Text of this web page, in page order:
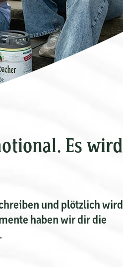
Es wird
und plötzlich wird
haben wir dir die